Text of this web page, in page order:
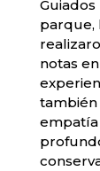
parque,
notas
también
empatía